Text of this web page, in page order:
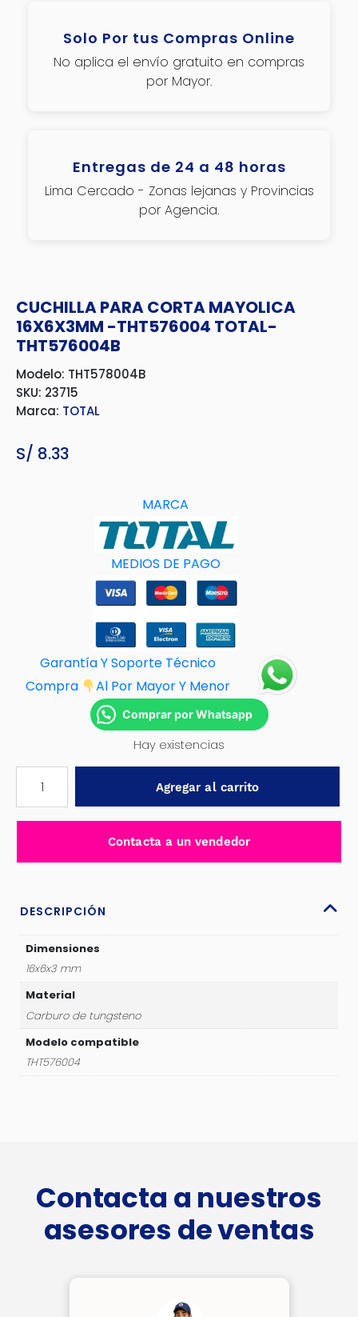
Solo Por tus Compras Online
No aplica el envío gratuito en compras
por Mayor.
Entregas de 24 a 48 horas
Lima Cercado - Zonas lejanas y Provincias
por Agencia.
CUCHILLA PARA CORTA MAYOLICA
16X6X3MM -THT576004 TOTAL-
THT576004B
Modelo: THT578004B
SKU: 23715
Marca: TOTAL
S/ 8.33
MARCA
MEDIOS DE PAGO
Garantía Y Soporte Técnico
Compra
Al Por Mayor Y Menor
Comprar por Whatsapp
Hay existencias
PARA
CORTA
TOTAL-
cantidad
Agregar al carrito
Contacta a un vendedor
DESCRIPCIÓN
Dimensiones
16x6x3 mm
Material
Carburo de tungsteno
Modelo compatible
THT576004
Contacta a nuestros
asesores de ventas